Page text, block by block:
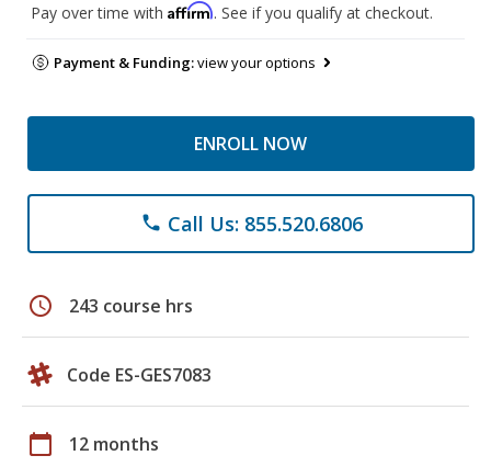
Pay over time with Affirm. See if you qualify at checkout.
Payment & Funding:view your options
ENROLL NOW
phone Call Us: 855.520.6806
schedule 243 course hrs
Code ES-GES7083
calendar_today 12 months